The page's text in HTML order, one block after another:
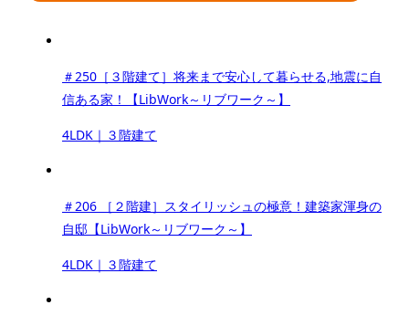
＃250［３階建て］将来まで安心して暮らせる,地震に自
信ある家！【LibWork～リブワーク～】
4LDK｜３階建て
＃206 ［２階建］スタイリッシュの極意！建築家渾身の
自邸【LibWork～リブワーク～】
4LDK｜３階建て